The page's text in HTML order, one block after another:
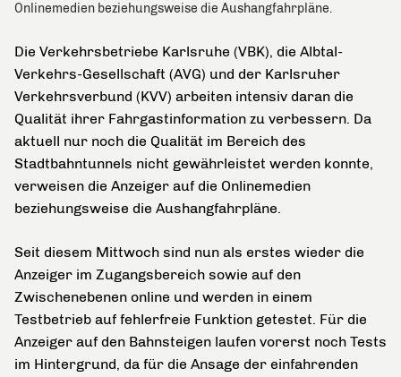
Onlinemedien beziehungsweise die Aushangfahrpläne.
Die Verkehrsbetriebe Karlsruhe (VBK), die Albtal-
Verkehrs-Gesellschaft (AVG) und der Karlsruher
Verkehrsverbund (KVV) arbeiten intensiv daran die
Qualität ihrer Fahrgastinformation zu verbessern. Da
aktuell nur noch die Qualität im Bereich des
Stadtbahntunnels nicht gewährleistet werden konnte,
verweisen die Anzeiger auf die Onlinemedien
beziehungsweise die Aushangfahrpläne.
Seit diesem Mittwoch sind nun als erstes wieder die
Anzeiger im Zugangsbereich sowie auf den
Zwischenebenen online und werden in einem
Testbetrieb auf fehlerfreie Funktion getestet. Für die
Anzeiger auf den Bahnsteigen laufen vorerst noch Tests
im Hintergrund, da für die Ansage der einfahrenden